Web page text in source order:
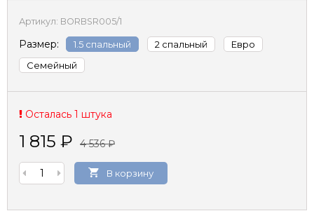
Артикул: BORBSR005/1
Размер: 1.5 спальный 2 спальный
Евро
Семейный
Осталась 1 штука
1 815 ₽ 4 536₽
В корзину